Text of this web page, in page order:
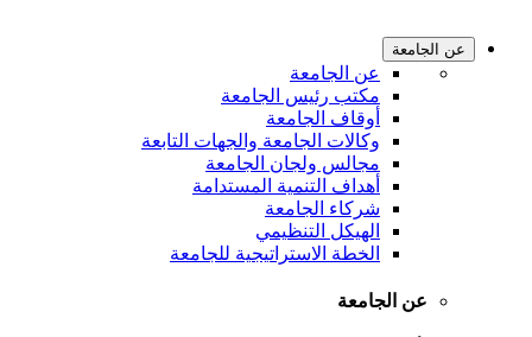
عن الجامعة
عن الجامعة
مكتب رئيس الجامعة
أوقاف الجامعة
وكالات الجامعة والجهات التابعة
مجالس ولجان الجامعة
أهداف التنمية المستدامة
شركاء الجامعة
الهيكل التنظيمي
الخطة الاستراتيجية للجامعة
عن الجامعة